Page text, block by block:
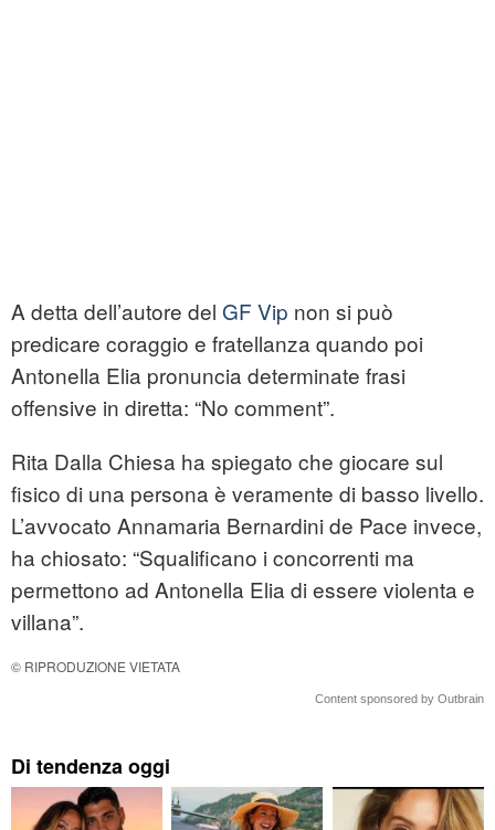
A detta dell’autore del GF Vip non si può
predicare coraggio e fratellanza quando poi
Antonella Elia pronuncia determinate frasi
offensive in diretta: “No comment”.
Rita Dalla Chiesa ha spiegato che giocare sul
fisico di una persona è veramente di basso livello.
L’avvocato Annamaria Bernardini de Pace invece,
ha chiosato: “Squalificano i concorrenti ma
permettono ad Antonella Elia di essere violenta e
villana”.
© RIPRODUZIONE VIETATA
Content sponsored by Outbrain
Di tendenza oggi